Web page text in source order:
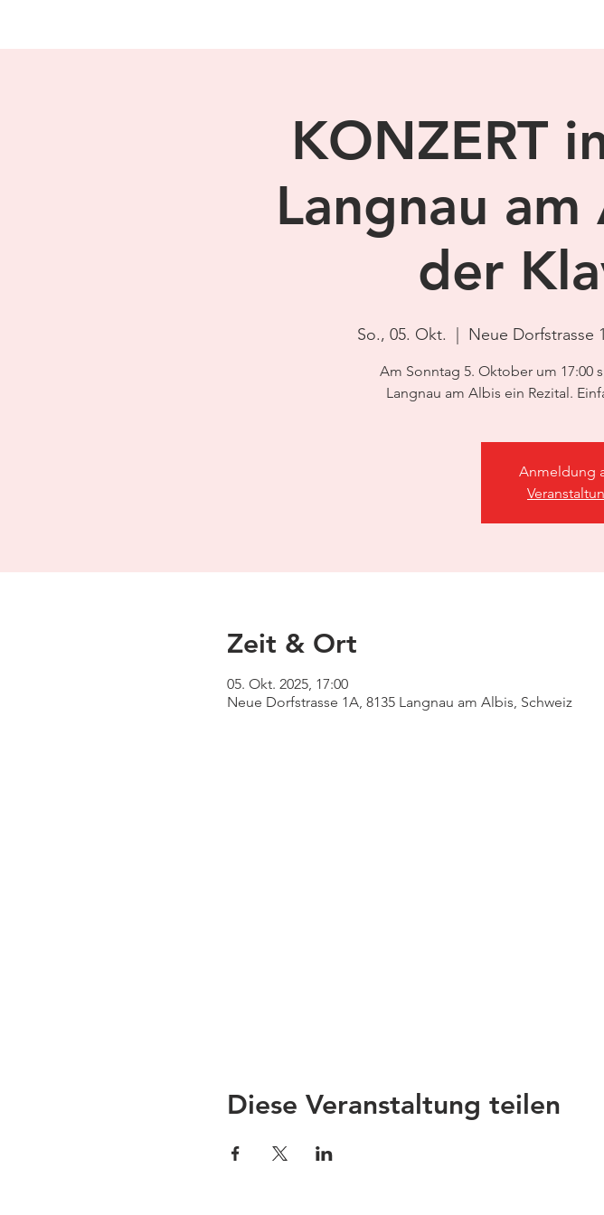
KONZERT
Langnau
der
So., 05. Okt. Neue Dorfstrasse
Am Sonntag 5. Oktober um 17:00
Langnau am Albis ein Rezital.
Anmeldung
Zeit & Ort
05. Okt. 2025, 17:00
Neue Dorfstrasse 1A, 8135 Langnau am Albis, Schweiz
Diese Veranstaltung teilen